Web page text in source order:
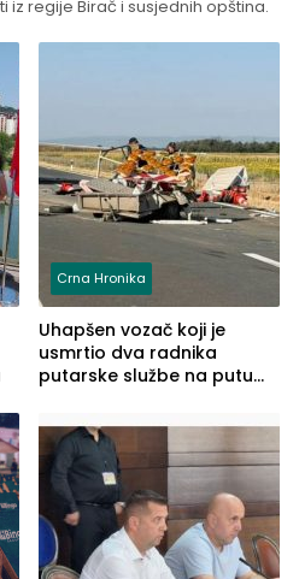
iz regije Birač i susjednih opština.
Crna Hronika
Uhapšen vozač koji je
usmrtio dva radnika
putarske službe na putu
(FOTO)